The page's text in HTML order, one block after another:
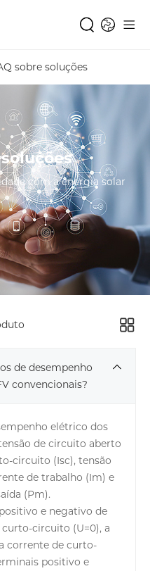
sobre soluções
com a energia solar
de desempenho
convencionais?
elétrico dos
de circuito aberto
circuito (Isc), tensão
de trabalho (Im) e
(Pm).
e negativo de
circuito (U=0), a
corrente de curto-
positivo e